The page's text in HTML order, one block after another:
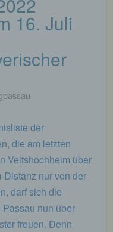
16. Juli
der
die am letzten
Veitshöchheim über
Distanz nur von der
darf sich die
nun über
freuen. Denn